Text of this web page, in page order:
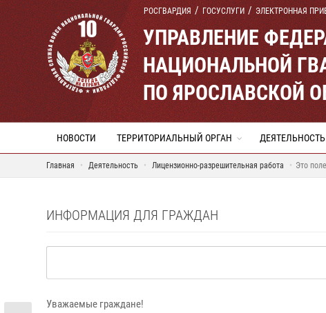
РОСГВАРДИЯ ГОСУСЛУГИ ЭЛЕКТРОННАЯ
УПРАВЛЕНИЕ
НАЦИОНАЛЬНОЙ
ПО ЯРОСЛАВСКОЙ
НОВОСТИ ТЕРРИТОРИАЛЬНЫЙ ОРГАН ДЕЯТЕЛЬНОСТЬ
Главная Деятельность Лицензионно-разрешительная работа Это
ИНФОРМАЦИЯ ДЛЯ ГРАЖДАН
Уважаемые граждане!